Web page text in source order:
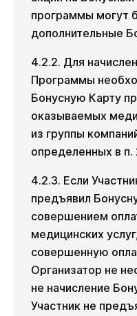
программы могут
дополнительные
4.2.2. Для
Программы
Бонусную Карту
оказываемых
из группы
определенных в п.
4.2.3. Если
предъявил
совершением
медицинских
совершенную
Организатор не
не начисление
Участник не